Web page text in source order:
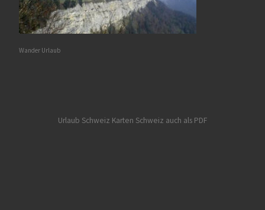
Wander Urlaub
Urlaub Schweiz Karten Schweiz auch als PDF